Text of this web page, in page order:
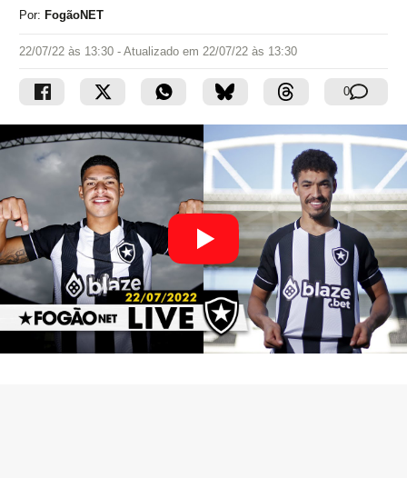
Por: FogãoNET
22/07/22 às 13:30 - Atualizado em 22/07/22 às 13:30
0